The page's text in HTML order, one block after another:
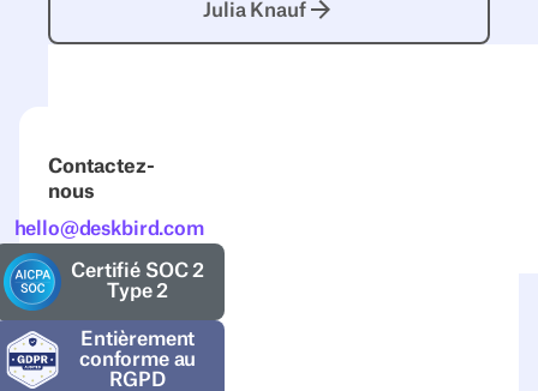
Julia Knauf
Contactez-
nous
hello@deskbird.com
Certifié SOC 2
Type 2
Entièrement
conforme au
RGPD